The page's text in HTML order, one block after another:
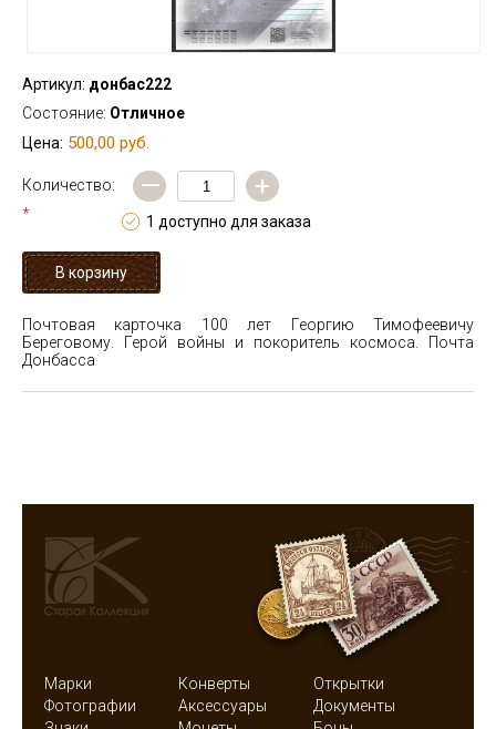
Артикул: донбас222
Состояние: Отличное
Цена: 500,00 руб.
Количество:
*
— +
1 доступно для заказа
Почтовая карточка 100 лет Георгию Тимофеевичу
Береговому. Герой войны и покоритель космоса. Почта
Донбасса
Марки Конверты
Открытки
Фотографии
Аксессуары
Документы